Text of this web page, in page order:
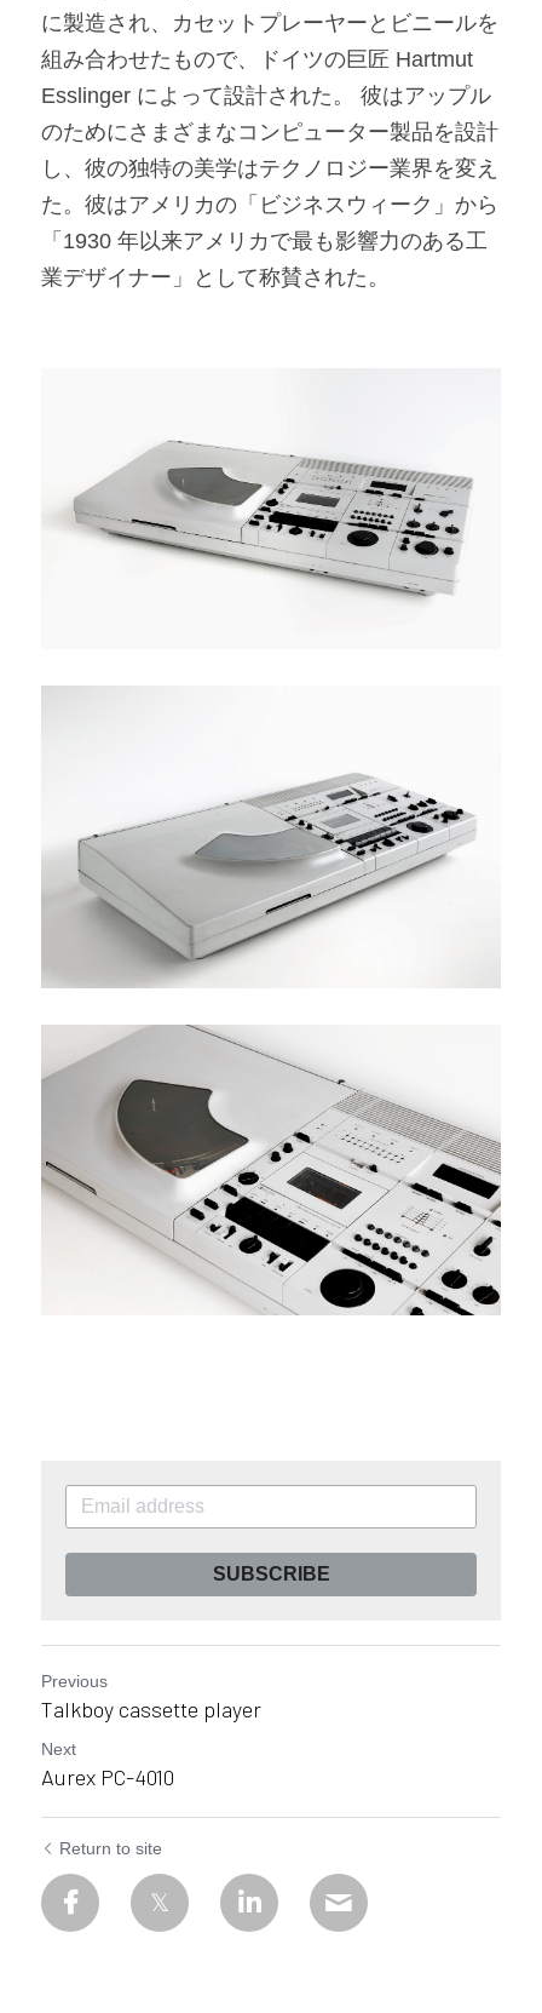
に製造され、カセットプレーヤーとビニールを
組み合わせたもので、ドイツの巨匠 Hartmut
Esslinger によって設計された。 彼はアップル
のためにさまざまなコンピューター製品を設計
し、彼の独特の美学はテクノロジー業界を変え
た。彼はアメリカの「ビジネスウィーク」から
「1930 年以来アメリカで最も影響力のある工
業デザイナー」として称賛された。​
SUBSCRIBE
Previous
Talkboy cassette player​
Next
Aurex PC-4010​
Return to site